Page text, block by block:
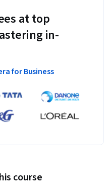
at top
in-
for Business
course